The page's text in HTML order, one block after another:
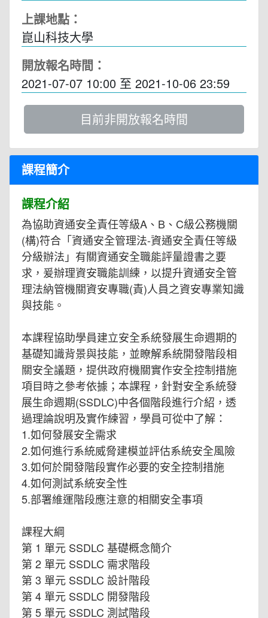
上課地點：
崑山科技大學
開放報名時間：
2021-07-07 10:00 至 2021-10-06 23:59
目前非開放報名時間
課程簡介
課程介紹
為協助資通安全責任等級A、B、C級公務機關
(構)符合「資通安全管理法-資通安全責任等級
分級辦法」有關資通安全職能評量證書之要
求，爰辦理資安職能訓練，以提升資通安全管
理法納管機關資安專職(責)人員之資安專業知識
與技能。
本課程協助學員建立安全系統發展生命週期的
基礎知識背景與技能，並瞭解系統開發階段相
關安全議題，提供政府機關實作安全控制措施
項目時之參考依據；本課程，針對安全系統發
展生命週期(SSDLC)中各個階段進行介紹，透
過理論說明及實作練習，學員可從中了解：
1.如何發展安全需求
2.如何進行系統威脅建模並評估系統安全風險
3.如何於開發階段實作必要的安全控制措施
4.如何測試系統安全性
5.部署維運階段應注意的相關安全事項
課程大綱
第 1 單元 SSDLC 基礎概念簡介
第 2 單元 SSDLC 需求階段
第 3 單元 SSDLC 設計階段
第 4 單元 SSDLC 開發階段
第 5 單元 SSDLC 測試階段